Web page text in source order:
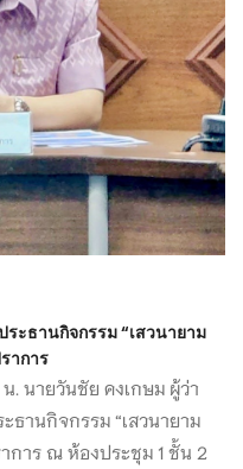
ะธานกิจกรรม “เสวนายาม
าการ
. นายวันชัย คงเกษม ผู้ว่า
ธานกิจกรรม “เสวนายาม
าการ ณ ห้องประชุม 1 ชั้น 2